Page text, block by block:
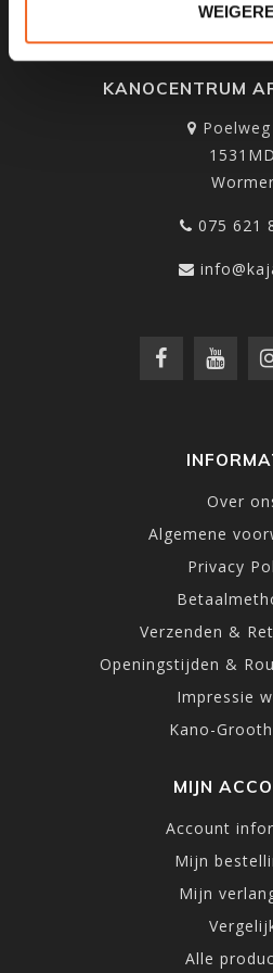
KANOCENTRUM
1531MD
Wormer
075 621
Over
Algemene
Privacy
Verzenden &
Openingstijden &
Impressie
Kano-
MIJN
Account
Mijn
Mijn
Alle